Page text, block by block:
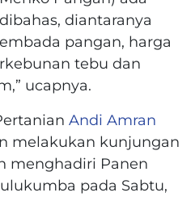
diantaranya
pangan, harga
tebu dan
ucapnya.
Andi Amran
melakukan kunjungan
menghadiri Panen
pada Sabtu,